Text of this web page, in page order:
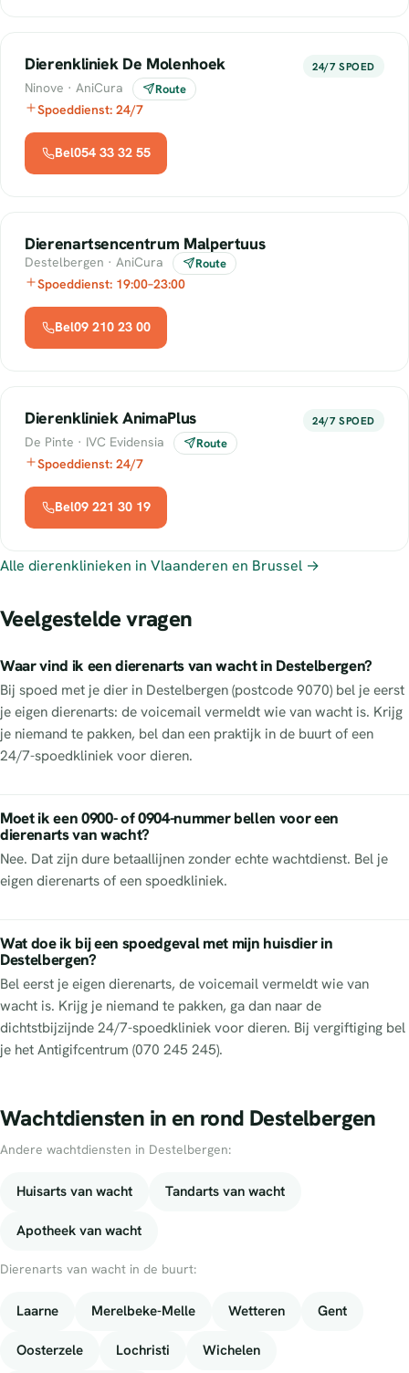
Dierenkliniek De Molenhoek 24/7 SPOED
Ninove · AniCura Route
Spoeddienst: 24/7
Bel054 33 32 55
Dierenartsencentrum Malpertuus
Destelbergen · AniCura Route
Spoeddienst: 19:00–23:00
Bel09 210 23 00
Dierenkliniek AnimaPlus 24/7 SPOED
De Pinte · IVC Evidensia Route
Spoeddienst: 24/7
Bel09 221 30 19
Alle dierenklinieken in Vlaanderen en Brussel →
Veelgestelde vragen
Waar vind ik een dierenarts van wacht in Destelbergen?
Bij spoed met je dier in Destelbergen (postcode 9070) bel je eerst
je eigen dierenarts: de voicemail vermeldt wie van wacht is. Krijg
je niemand te pakken, bel dan een praktijk in de buurt of een
24/7-spoedkliniek voor dieren.
Moet ik een 0900- of 0904-nummer bellen voor een
dierenarts van wacht?
Nee. Dat zijn dure betaallijnen zonder echte wachtdienst. Bel je
eigen dierenarts of een spoedkliniek.
Wat doe ik bij een spoedgeval met mijn huisdier in
Destelbergen?
Bel eerst je eigen dierenarts, de voicemail vermeldt wie van
wacht is. Krijg je niemand te pakken, ga dan naar de
dichtstbijzijnde 24/7-spoedkliniek voor dieren. Bij vergiftiging bel
je het Antigifcentrum (070 245 245).
Wachtdiensten in en rond Destelbergen
Andere wachtdiensten in Destelbergen:
Huisarts van wacht Tandarts van wacht
Apotheek van wacht
Dierenarts van wacht in de buurt:
Laarne Merelbeke-Melle Wetteren Gent
Oosterzele Lochristi Wichelen